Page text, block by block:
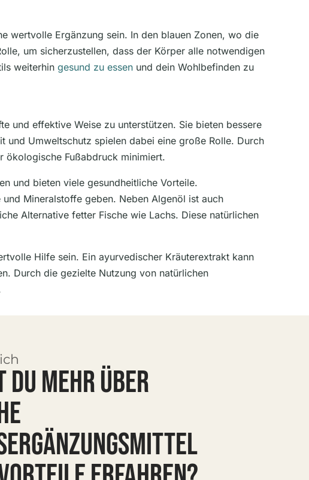
wertvolle Ergänzung sein. In den blauen Zonen, wo die
um sicherzustellen, dass der Körper alle notwendigen
weiterhin gesund zu essen und dein Wohlbefinden zu
und effektive Weise zu unterstützen. Sie bieten bessere
und Umweltschutz spielen dabei eine große Rolle. Durch
ökologische Fußabdruck minimiert.
und bieten viele gesundheitliche Vorteile.
Mineralstoffe geben. Neben Algenöl ist auch
Alternative fetter Fische wie Lachs. Diese natürlichen
Hilfe sein. Ein ayurvedischer Kräuterextrakt kann
Durch die gezielte Nutzung von natürlichen
DU MEHR ÜBER